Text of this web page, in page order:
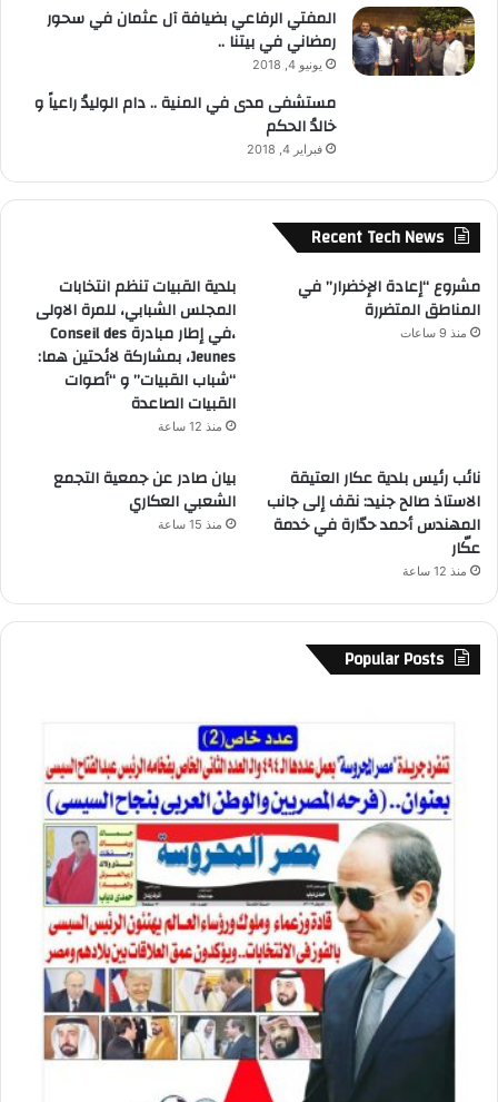
المفتي الرفاعي بضيافة آل عثمان في سحور
رمضاني في بيتنا ..
يونيو 4, 2018
مستشفى مدى في المنية .. دام الوليدُ راعياً و
خالدُ الحكم
فبراير 4, 2018
Recent Tech News
مشروع “إعادة الإخضرار” في
المناطق المتضررة
منذ 9 ساعات
بلدية القبيات تنظم انتخابات
المجلس الشبابي، للمرة الاولى
،في إطار مبادرة Conseil des
Jeunes، بمشاركة لائحتين هما:
“شباب القبيات” و “أصوات
القبيات الصاعدة
منذ 12 ساعة
نائب رئيس بلدية عكار العتيقة
الاستاذ صالح جنيد: نقف إلى جانب
المهندس أحمد حدّارة في خدمة
عكّار
منذ 12 ساعة
بيان صادر عن جمعية التجمع
الشعبي العكاري
منذ 15 ساعة
Popular Posts